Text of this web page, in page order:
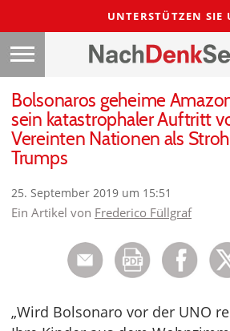
UNTERSTÜTZEN SIE
Bolsonaros geheime
sein katastrophaler Auftritt
Vereinten Nationen als
Trumps
25. September 2019 um 15:51
Ein Artikel von Frederico Füllgraf
„Wird Bolsonaro vor der UNO